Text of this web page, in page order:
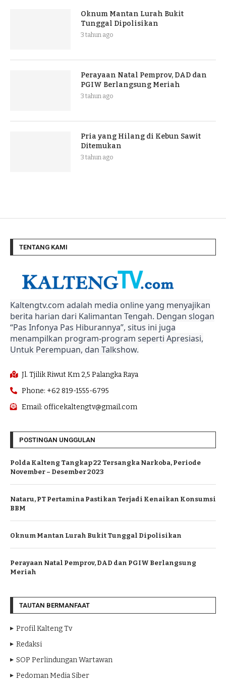
Oknum Mantan Lurah Bukit
Tunggal Dipolisikan
3 tahun ago
Perayaan Natal Pemprov, DAD dan
PGIW Berlangsung Meriah
3 tahun ago
Pria yang Hilang di Kebun Sawit
Ditemukan
3 tahun ago
TENTANG KAMI
Kaltengtv.com adalah media online yang menyajikan
berita harian dari Kalimantan Tengah. Dengan slogan
“Pas Infonya Pas Hiburannya”, situs ini juga
menampilkan program-program seperti Apresiasi,
Untuk Perempuan, dan Talkshow.
Jl. Tjilik Riwut Km 2,5 Palangka Raya
Phone: +62 819-1555-6795
Email: officekaltengtv@gmail.com
POSTINGAN UNGGULAN
Polda Kalteng Tangkap 22 Tersangka Narkoba, Periode
November – Desember 2023
Nataru, PT Pertamina Pastikan Terjadi Kenaikan Konsumsi
BBM
Oknum Mantan Lurah Bukit Tunggal Dipolisikan
Perayaan Natal Pemprov, DAD dan PGIW Berlangsung
Meriah
TAUTAN BERMANFAAT
Profil Kalteng Tv
Redaksi
SOP Perlindungan Wartawan
Pedoman Media Siber